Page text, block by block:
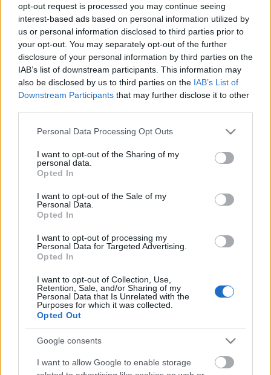
opt-out request is processed you may continue seeing
interest-based ads based on personal information utilized by
us or personal information disclosed to third parties prior to
your opt-out. You may separately opt-out of the further
disclosure of your personal information by third parties on the
IAB’s list of downstream participants. This information may
also be disclosed by us to third parties on the IAB’s List of
Downstream Participants that may further disclose it to other
Please note that this website/app uses one or more Google
not limited to your visit or usage behaviour. You may click to
grant or deny consent to Google and its third-party tags to
use your data for below specified purposes in below Google
consent section.
Personal Data Processing Opt Outs
I want to opt-out of the Sharing of my
personal data.
Opted In
I want to opt-out of the Sale of my
Personal Data.
Opted In
I want to opt-out of processing my
Personal Data for Targeted Advertising.
Opted In
I want to opt-out of Collection, Use,
Retention, Sale, and/or Sharing of my
Personal Data that Is Unrelated with the
Purposes for which it was collected.
Opted Out
Google consents
I want to allow Google to enable storage
Ha leporoljuk időről-időre előhúzottkékfrankos-
radarunkatés vetünk rá egy pillantást, számos
fényes folt rajzolódik ki a szemünk előtt. ...
Szeleshát Pinot Noir 2009
palack•2012. május 18.
Pinot-k évjáratait:hétésnyolcután nekem a kilences
jött (be.) Egyébként mostanában ...
Interjú Nemes Richárddal, a Pannon
Bormustra szervezőjével
alföldi merlot•2012. május 17.
Kérlek, vázold föl,hogy nagy vonalak
működik a Pannon Bormustra. A lebonyolítás
rendjében volt-e valamilyen változás a tavalyihoz ...
HetedHétHatár
Tokaji dűlők kóstolója
•2012. május 16.